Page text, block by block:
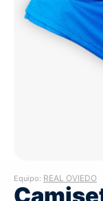
Equipo: REAL OVIEDO